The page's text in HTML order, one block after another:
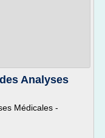
Analyses
Médicales -